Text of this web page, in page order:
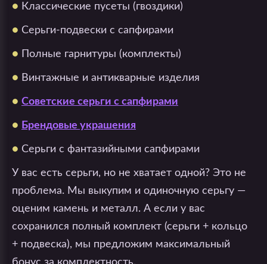
● Классические пусеты (гвоздики)
● Серьги-подвески с сапфирами
● Полные гарнитуры (комплекты)
● Винтажные и антикварные изделия
● Советские серьги с сапфирами
● Брендовые украшения
● Серьги с фантазийными сапфирами
У вас есть серьги, но не хватает одной? Это не
проблема. Мы выкупим и одиночную серьгу —
оценим камень и металл. А если у вас
сохранился полный комплект (серьги + кольцо
+ подвеска), мы предложим максимальный